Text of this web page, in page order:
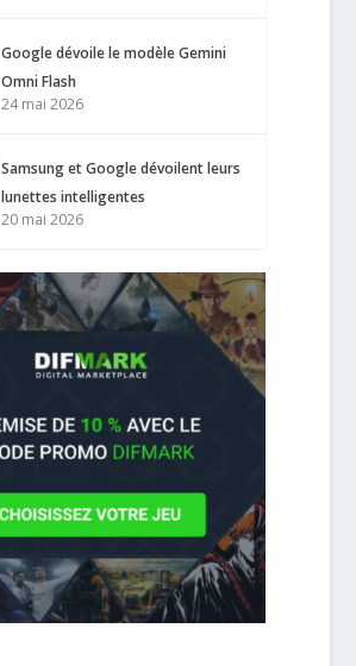
Google dévoile le modèle Gemini
Omni Flash
24 mai 2026
Samsung et Google dévoilent leurs
lunettes intelligentes
20 mai 2026